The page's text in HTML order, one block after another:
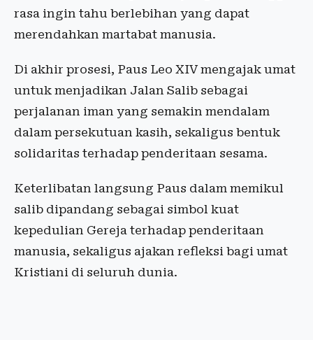
rasa ingin tahu berlebihan yang dapat
merendahkan martabat manusia.
Di akhir prosesi, Paus Leo XIV mengajak umat
untuk menjadikan Jalan Salib sebagai
perjalanan iman yang semakin mendalam
dalam persekutuan kasih, sekaligus bentuk
solidaritas terhadap penderitaan sesama.
Keterlibatan langsung Paus dalam memikul
salib dipandang sebagai simbol kuat
kepedulian Gereja terhadap penderitaan
manusia, sekaligus ajakan refleksi bagi umat
Kristiani di seluruh dunia.